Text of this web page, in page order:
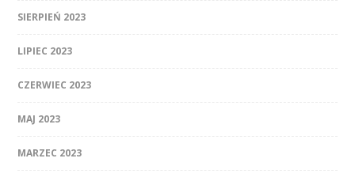
SIERPIEŃ 2023
LIPIEC 2023
CZERWIEC 2023
MAJ 2023
MARZEC 2023